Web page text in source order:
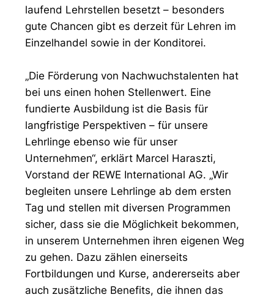
laufend Lehrstellen besetzt – besonders
gute Chancen gibt es derzeit für Lehren im
Einzelhandel sowie in der Konditorei.
„Die Förderung von Nachwuchstalenten hat
bei uns einen hohen Stellenwert. Eine
fundierte Ausbildung ist die Basis für
langfristige Perspektiven – für unsere
Lehrlinge ebenso wie für unser
Unternehmen“, erklärt Marcel Haraszti,
Vorstand der REWE International AG. „Wir
begleiten unsere Lehrlinge ab dem ersten
Tag und stellen mit diversen Programmen
sicher, dass sie die Möglichkeit bekommen,
in unserem Unternehmen ihren eigenen Weg
zu gehen. Dazu zählen einerseits
Fortbildungen und Kurse, andererseits aber
auch zusätzliche Benefits, die ihnen das